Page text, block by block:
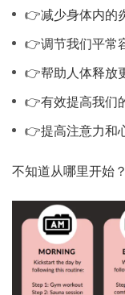
👉减少身体内的
👉调节我们平常
👉帮助人体释放
👉有效提高我们
👉提高注意力和
不知道从哪里开始